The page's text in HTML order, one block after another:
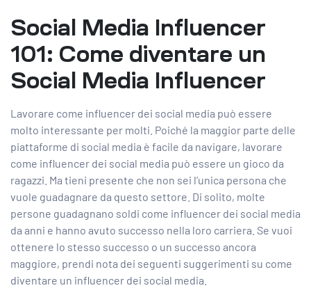
Social Media Influencer
101: Come diventare un
Social Media Influencer
Lavorare come influencer dei social media può essere
molto interessante per molti. Poiché la maggior parte delle
piattaforme di social media è facile da navigare, lavorare
come influencer dei social media può essere un gioco da
ragazzi. Ma tieni presente che non sei l’unica persona che
vuole guadagnare da questo settore. Di solito, molte
persone guadagnano soldi come influencer dei social media
da anni e hanno avuto successo nella loro carriera. Se vuoi
ottenere lo stesso successo o un successo ancora
maggiore, prendi nota dei seguenti suggerimenti su come
diventare un influencer dei social media.